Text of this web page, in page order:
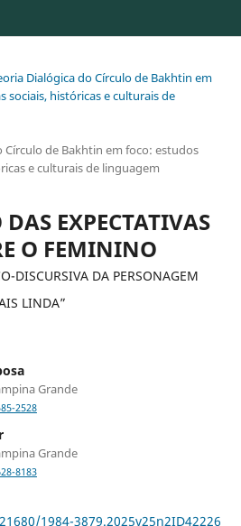
Dialógica do Círculo de Bakhtin em
sociais, históricas e culturais de
Círculo de Bakhtin em foco: estudos
e culturais de linguagem
EXPECTATIVAS
O FEMININO
DISCURSIVA DA PERSONAGEM
LINDA”
Grande
2528
Grande
8183
1984-3879.2025v25n2ID42226